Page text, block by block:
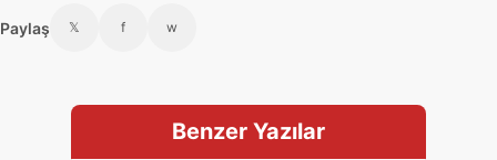
Paylaş 𝕏 f w
Benzer Yazılar